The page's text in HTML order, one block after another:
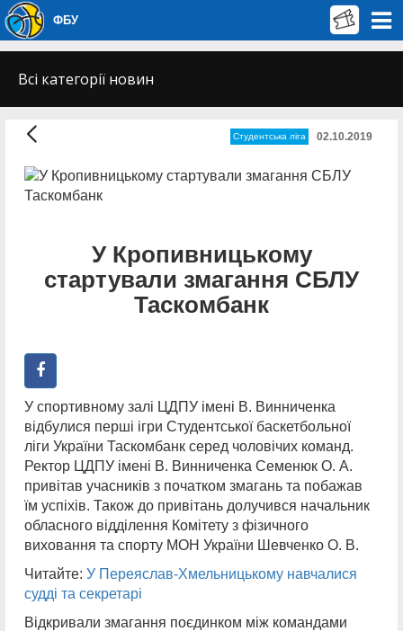
ФБУ
Всі категорії новин
Студентська ліга 02.10.2019
У Кропивницькому
стартували змагання СБЛУ
Таскомбанк
У спортивному залі ЦДПУ імені В. Винниченка
відбулися перші ігри Студентської баскетбольної
ліги України Таскомбанк серед чоловічих команд.
Ректор ЦДПУ імені В. Винниченка Семенюк О. А.
привітав учасників з початком змагань та побажав
їм успіхів. Також до привітань долучився начальник
обласного відділення Комітету з фізичного
виховання та спорту МОН України Шевченко О. В.
Читайте: У Переяслав-Хмельницькому навчалися
судді та секретарі
Відкривали змагання поєдинком між командами